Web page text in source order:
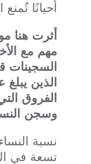
أحيانًا
أثرت هنا
مهم مع
السجينات
الذين
الفروق
وسجن
نسبة
تسعة في